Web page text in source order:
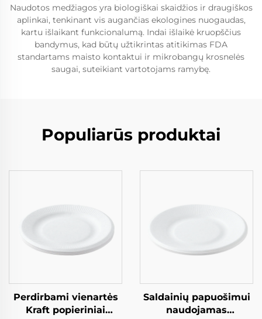
Naudotos medžiagos yra biologiškai skaidžios ir draugiškos
aplinkai, tenkinant vis augančias ekologines nuogaudas,
kartu išlaikant funkcionalumą. Indai išlaikė kruopščius
bandymus, kad būtų užtikrintas atitikimas FDA
standartams maisto kontaktui ir mikrobangų krosnelės
saugai, suteikiant vartotojams ramybę.
Populiarūs produktai
Perdirbami vienartės
Kraft popieriniai
Saldainių papuošimui
naudojamas